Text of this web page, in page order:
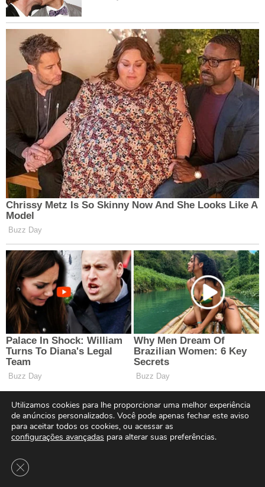
Utilizamos cookies para lhe proporcionar uma melhor experiência
de anúncios personalizados. Você pode apenas fechar este aviso
para aceitar todos os cookies, ou acessar as
configurações avançadas para alterar suas preferências.
Close GDPR Cookie Banner